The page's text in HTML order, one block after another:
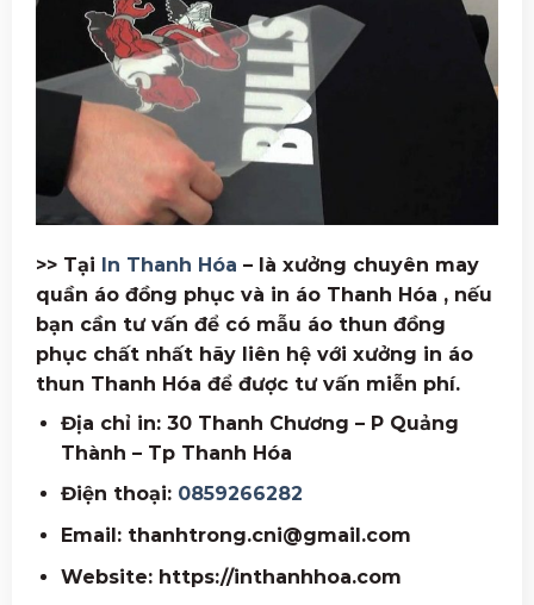
>> Tại In Thanh Hóa – là xưởng chuyên may
quần áo đồng phục và in áo Thanh Hóa , nếu
bạn cần tư vấn để có mẫu áo thun đồng
phục chất nhất hãy liên hệ với xưởng in áo
thun Thanh Hóa để được tư vấn miễn phí.
Địa chỉ in: 30 Thanh Chương – P Quảng
Thành – Tp Thanh Hóa
Điện thoại: 0859266282
Email: thanhtrong.cni@gmail.com
Website: https://inthanhhoa.com